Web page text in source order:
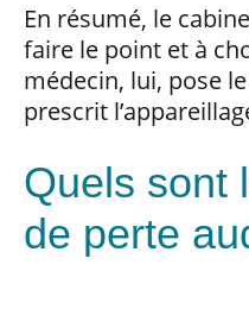
En résumé, le
faire le point et à
médecin, lui, pose
prescrit
Quels sont
de perte